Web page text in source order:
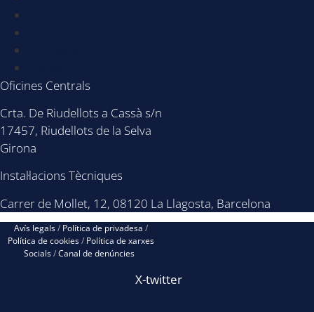
Oficines Centrals
Crta. De Riudellots a Cassà s/n
17457, Riudellots de la Selva
Girona
Instal·lacions Tècniques
Carrer de Mollet, 12, 08120 La Llagosta, Barcelona
Avís legals/ Política de privadesa /
Política de cookies/ Política de xarxes
Socials/Canal de denúncies
X-twitter